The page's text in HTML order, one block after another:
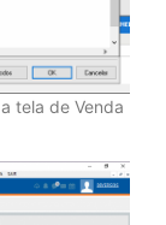
tela de Venda